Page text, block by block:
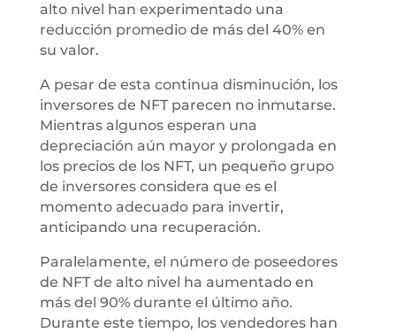
alto nivel han experimentado una
reducción promedio de más del 40% en
su valor.
A pesar de esta continua disminución, los
inversores de NFT parecen no inmutarse.
Mientras algunos esperan una
depreciación aún mayor y prolongada en
los precios de los NFT, un pequeño grupo
de inversores considera que es el
momento adecuado para invertir,
anticipando una recuperación.
Paralelamente, el número de poseedores
de NFT de alto nivel ha aumentado en
más del 90% durante el último año.
Durante este tiempo, los vendedores han